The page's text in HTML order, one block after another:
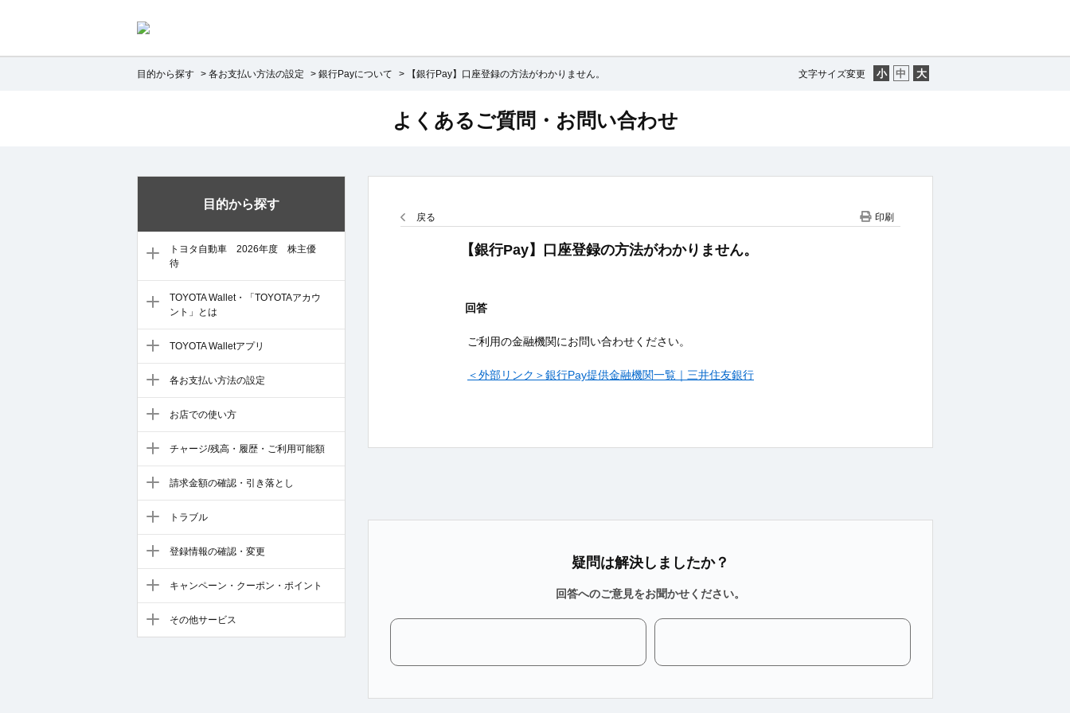
文字サイズ変更
目的から探す > 各お支払い方法の設定 > 銀行Payについて > 【銀行Pay】口座登録の方法がわかりません。
目的から探す
トヨタ自動車 2026年度 株主優
待
TOYOTA Wallet・「TOYOTAアカウ
ント」とは
TOYOTA Walletアプリ
各お支払い方法の設定
お店での使い方
チャージ/残高・履歴・ご利用可能額
請求金額の確認・引き落とし
トラブル
登録情報の確認・変更
キャンペーン・クーポン・ポイント
その他サービス
よくあるご質問・お問い合わせ
戻る 印刷
【銀行Pay】口座登録の方法がわかりません。
回答
ご利用の金融機関にお問い合わせください。
＜外部リンク＞銀行Pay提供金融機関一覧｜三井住友銀行
疑問は解決しましたか？
回答へのご意見をお聞かせください。